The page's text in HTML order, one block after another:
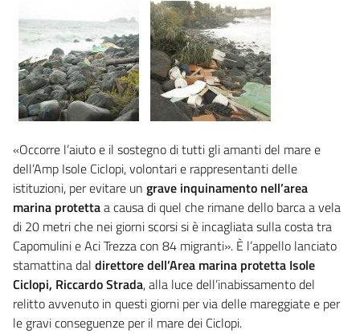
«Occorre l’aiuto e il sostegno di tutti gli amanti del mare e
dell’Amp Isole Ciclopi, volontari e rappresentanti delle
istituzioni, per evitare un grave inquinamento nell’area
marina protettaa causa di quel che rimane dello barca a vela
di 20 metri che nei giorni scorsi si è incagliata sulla costa tra
Capomulini e Aci Trezza con 84 migranti». È l’appello lanciato
stamattina dal direttore dell’Area marina protetta Isole
Ciclopi, Riccardo Strada, alla luce dell’inabissamento del
relitto avvenuto in questi giorni per via delle mareggiate e per
le gravi conseguenze per il mare dei Ciclopi.